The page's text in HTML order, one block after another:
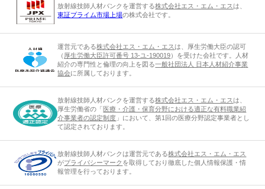
放射線技師人材バンクを運営する株式会社エス・エム・エスは、
東証プライム市場上場の株式会社です。
運営元である株式会社エス・エム・エスは、厚生労働大臣の認可
（ 厚生労働大臣許可番号 13-ユ-190019）を受けた会社です。人材
紹介の専門性と倫理の向上を図る一般社団法人 日本人材紹介事業
協会に所属しております。
放射線技師人材バンクを運営する株式会社エス・エム・エスは、
厚生労働省の「 医療・介護・保育分野における適正な有料職業紹
介事業者の認定制度 」において、第1回の医療分野認定事業者とし
て認定されております。
放射線技師人材バンクは運営元である株式会社エス・エム・エス
がプライバシーマーク を取得しており徹底した個人情報保護・情
報管理を行っております。